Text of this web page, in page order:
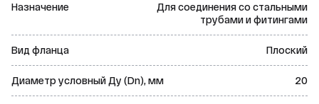
Назначение
Для соединения со стальными
трубами и фитингами
Вид фланца Плоский
Диаметр условный Ду (Dn), мм 20